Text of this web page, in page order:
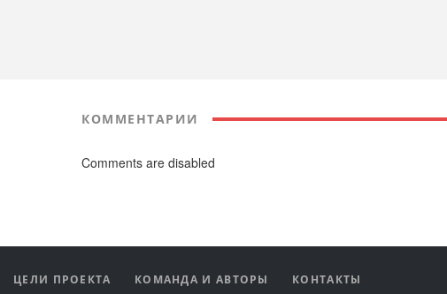
КОММЕНТАРИИ
Comments are disabled
ЦЕЛИ ПРОЕКТА КОМАНДА И АВТОРЫ КОНТАКТЫ